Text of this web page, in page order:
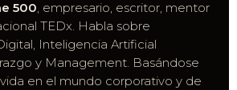
500, empresario, escritor, mentor
TEDx. Habla sobre
Inteligencia Artificial
y Management. Basándose
en el mundo corporativo y de